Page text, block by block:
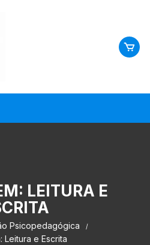
LEITURA E
Psicopedagógica
Leitura e Escrita